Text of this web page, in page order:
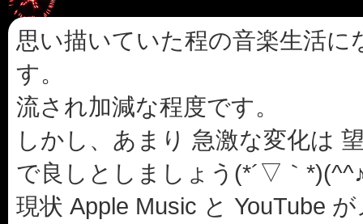
思い描いていた程の音楽生活
す。
流され加減な程度です。
しかし、あまり 急激な変化は
で良しとしましょう(*´▽｀
現状 Apple Music と YouTube